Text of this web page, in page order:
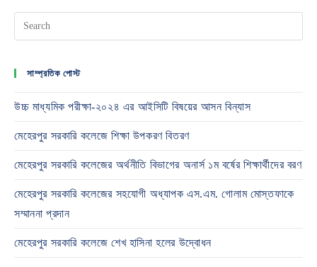
সাম্প্রতিক পোস্ট
উচ্চ মাধ্যমিক পরীক্ষা-২০২৪ এর আইসিটি বিষয়ের আসন বিন্যাস
মেহেরপুর সরকারি কলেজে শিক্ষা উপকরণ বিতরণ
মেহেরপুর সরকারি কলেজের অর্থনীতি বিভাগের অনার্স ১ম বর্ষের শিক্ষার্থীদের বরণ
মেহেরপুর সরকারি কলেজের সহযোগী অধ্যাপক এস.এম. গোলাম মোস্তফাকে
সম্মাননা প্রদান
মেহেরপুর সরকারি কলেজে শেখ হাসিনা হলের উদ্বোধন